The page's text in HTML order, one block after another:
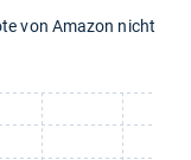
von Amazon nicht